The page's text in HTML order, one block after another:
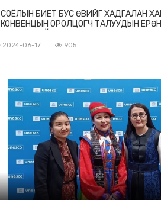
СОЁЛЫН БИЕТ БУС ӨВИЙГ ХАДГАЛАН
КОНВЕНЦЫН ОРОЛЦОГЧ ТАЛУУДЫН
2024-06-17 905